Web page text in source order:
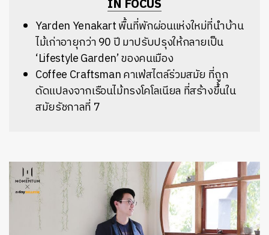
IN FOCUS
Yarden Yenakart พื้นที่พักผ่อนแห่งใหม่ที่นำบ้าน
ไม้เก่าอายุกว่า 90 ปี มาปรับปรุงให้กลายเป็น
‘Lifestyle Garden’ ของคนเมือง
Coffee Craftsman คาเฟ่สไตล์ร่วมสมัย ที่ถูก
ดัดแปลงจากเรือนไม้ทรงโคโลเนียล ที่สร้างขึ้นใน
สมัยรัชกาลที่ 7